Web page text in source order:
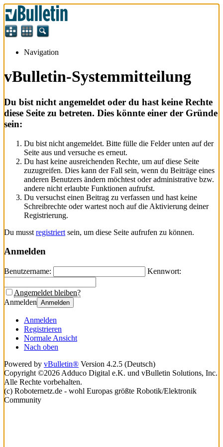
Navigation
vBulletin-Systemmitteilung
Du bist nicht angemeldet oder du hast keine Rechte
diese Seite zu betreten. Dies könnte einer der Gründe
sein:
Du bist nicht angemeldet. Bitte fülle die Felder unten auf der
Seite aus und versuche es erneut.
Du hast keine ausreichenden Rechte, um auf diese Seite
zuzugreifen. Dies kann der Fall sein, wenn du Beiträge eines
anderen Benutzers ändern möchtest oder administrative bzw.
andere nicht erlaubte Funktionen aufrufst.
Du versuchst einen Beitrag zu verfassen und hast keine
Schreibrechte oder wartest noch auf die Aktivierung deiner
Registrierung.
Du musst registriert sein, um diese Seite aufrufen zu können.
Anmelden
Benutzername: Kennwort:
Angemeldet bleiben?
Anmelden Anmelden
Anmelden
Registrieren
Normale Ansicht
Nach oben
Powered by vBulletin® Version 4.2.5 (Deutsch)
Copyright ©2026 Adduco Digital e.K. und vBulletin Solutions, Inc.
Alle Rechte vorbehalten.
(c) Roboternetz.de - wohl Europas größte Robotik/Elektronik
Community